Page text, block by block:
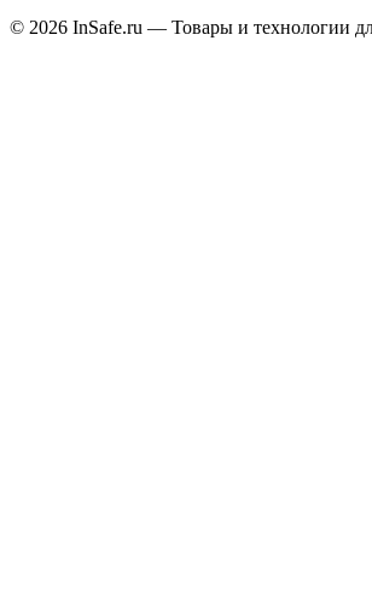
© 2026 InSafe.ru — Товары и технологии